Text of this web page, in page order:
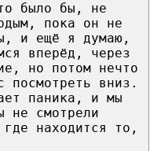
было бы, не
пока он не
и ещё я думаю,
вперёд, через
но потом нечто
посмотреть вниз.
паника, и мы
не смотрели
находится то,